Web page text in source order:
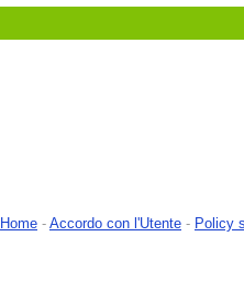
Home - Accordo con l'Utente - Policy